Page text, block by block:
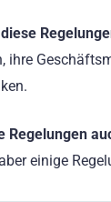
ihre
Regelungen
einige